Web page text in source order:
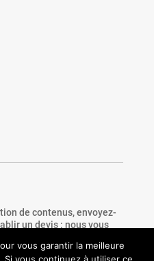
de contenus, envoyez-
un devis : nous vous
vous garantir la meilleure